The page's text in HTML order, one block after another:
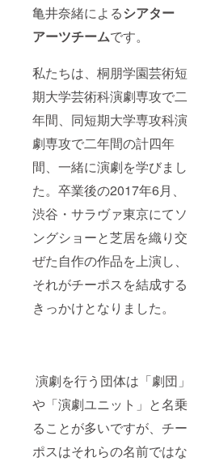
亀井奈緒によるシアター
アーツチームです。
私たちは、桐朋学園芸術短
期大学芸術科演劇専攻で二
年間、同短期大学専攻科演
劇専攻で二年間の計四年
間、一緒に演劇を学びまし
た。卒業後の2017年6月、
渋谷・サラヴァ東京にてソ
ングショーと芝居を織り交
ぜた自作の作品を上演し、
それがチーポスを結成する
きっかけとなりました。
演劇を行う団体は「劇団」
や「演劇ユニット」と名乗
ることが多いですが、チー
ポスはそれらの名前ではな